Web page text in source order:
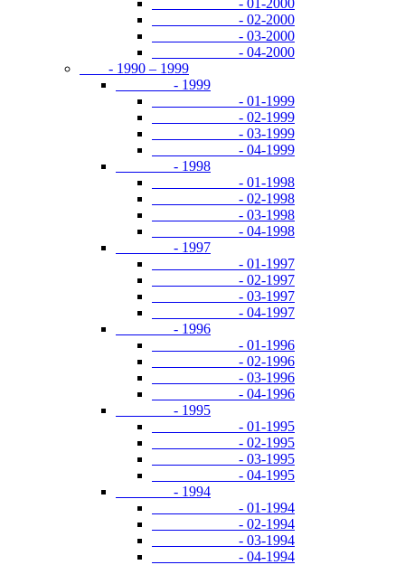
- 01-2000
- 02-2000
- 03-2000
- 04-2000
- 1990 – 1999
- 1999
- 01-1999
- 02-1999
- 03-1999
- 04-1999
- 1998
- 01-1998
- 02-1998
- 03-1998
- 04-1998
- 1997
- 01-1997
- 02-1997
- 03-1997
- 04-1997
- 1996
- 01-1996
- 02-1996
- 03-1996
- 04-1996
- 1995
- 01-1995
- 02-1995
- 03-1995
- 04-1995
- 1994
- 01-1994
- 02-1994
- 03-1994
- 04-1994